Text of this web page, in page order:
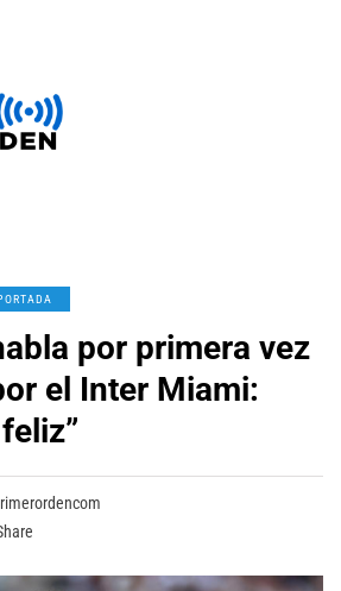
por primera vez
el Inter Miami: